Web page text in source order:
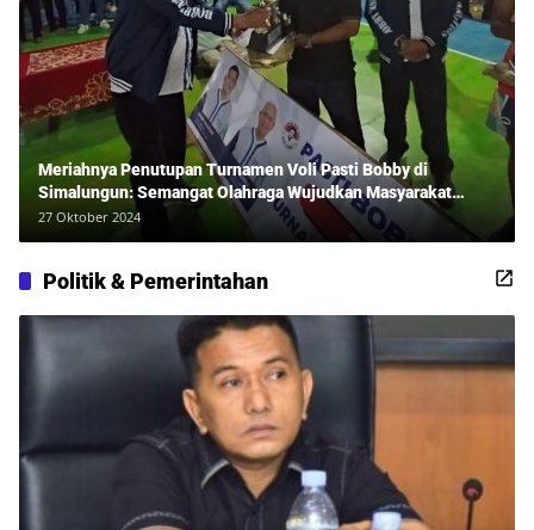
Meriahnya Penutupan Turnamen Voli Pasti Bobby di
Simalungun: Semangat Olahraga Wujudkan Masyarakat
Sehat Bersama Erwan Rozadi dan Ribuan Penonton!
27 Oktober 2024
Politik & Pemerintahan